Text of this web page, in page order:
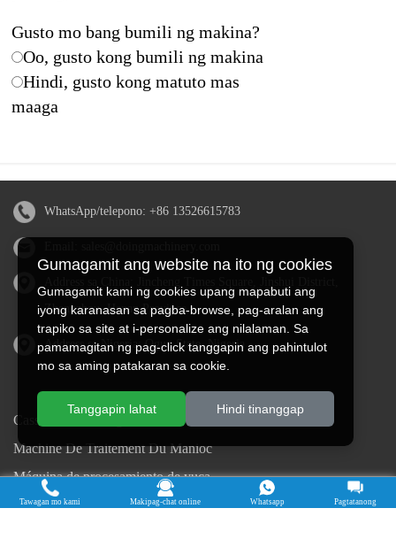
Gusto mo bang bumili ng makina?
Oo, gusto kong bumili ng makina
Hindi, gusto kong matuto mas
maaga
WhatsApp/telepono: +86 13526615783
Zhengzhou, Henan Province
Address sa Nigeria: Ogun State, Nigeria
Cassava Processing Machine
Machine De Traitement Du Manioc
Máquina de procesamiento de yuca
Máy chế biến sắn
Gumagamit ang website na ito ng cookies
Gumagamit kami ng cookies upang mapabuti ang
iyong karanasan sa pagba-browse, pag-aralan ang
trapiko sa site at i-personalize ang nilalaman. Sa
pamamagitan ng pag-click tanggapin ang pahintulot
mo sa aming patakaran sa cookie.
Tanggapin lahat Hindi tinanggap
Tawagan mo kami Makipag-chat online Whatsapp Pagtatanong